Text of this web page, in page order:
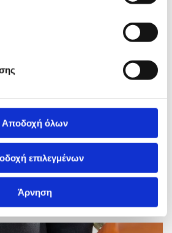
Αποδοχή όλων
επιλεγμένων
Άρνηση
όλες τις υπηρεσίες
και οργάνωσης κηδειών στις
από τη ζωή, αναλαμβάνουμε όλες
αποτέφρωση – καύση της σορού, σε
Βουλγαρία.
μας. Είμαστε δίπλα σας για
επιθυμία σας.